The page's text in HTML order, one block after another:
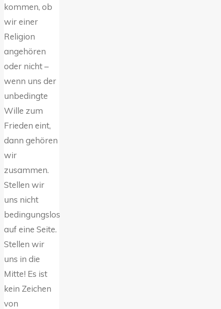
kommen, ob
wir einer
Religion
angehören
oder nicht –
wenn uns der
unbedingte
Wille zum
Frieden eint,
dann gehören
wir
zusammen.
Stellen wir
uns nicht
bedingungslos
auf eine Seite.
Stellen wir
uns in die
Mitte! Es ist
kein Zeichen
von